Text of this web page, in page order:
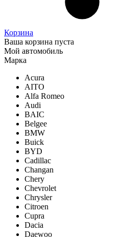
Корзина
Ваша корзина пуста
Мой автомобиль
Марка
Acura
AITO
Alfa Romeo
Audi
BAIC
Belgee
BMW
Buick
BYD
Cadillac
Changan
Chery
Chevrolet
Chrysler
Citroen
Cupra
Dacia
Daewoo